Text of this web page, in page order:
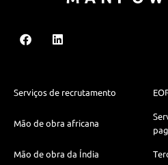
Serviços de recrutamento
Mão de obra africana
Mão de obra da Índia